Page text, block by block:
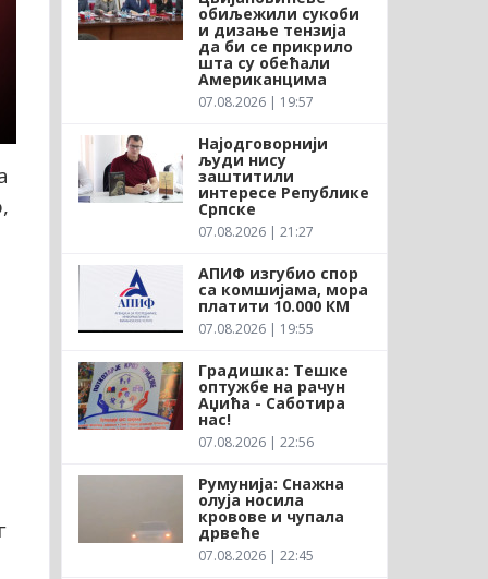
обиљежили сукоби
и дизање тензија
да би се прикрило
шта су обећали
Американцима
07.08.2026 | 19:57
Најодговорнији
људи нису
заштитили
интересе Републике
Српске
07.08.2026 | 21:27
АПИФ изгубио спор
са комшијама, мора
платити 10.000 КМ
07.08.2026 | 19:55
Градишка: Тешке
оптужбе на рачун
Аџића - Саботира
нас!
07.08.2026 | 22:56
Румунија: Снажна
олуја носила
кровове и чупала
дрвеће
07.08.2026 | 22:45